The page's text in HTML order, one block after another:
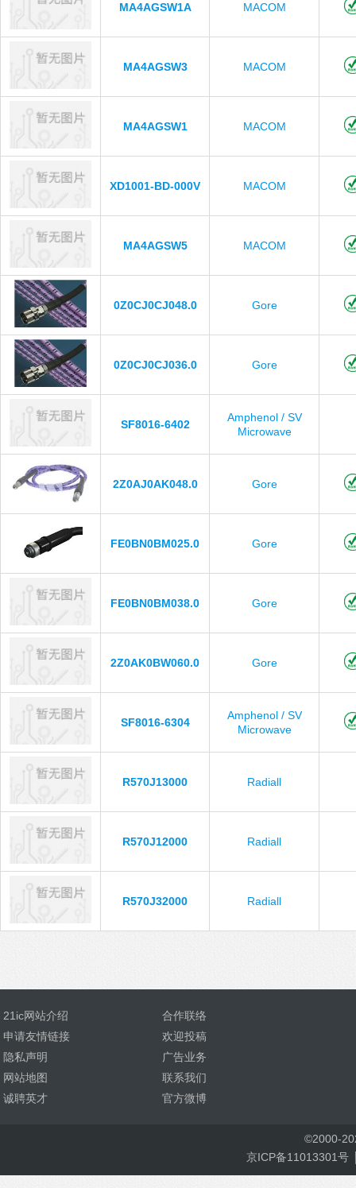
MA4AGSW1A MACOM
MA4AGSW3 MACOM
MA4AGSW1 MACOM
XD1001-BD-000V MACOM
MA4AGSW5 MACOM
0Z0CJ0CJ048.0 Gore
0Z0CJ0CJ036.0 Gore
SF8016-6402
Amphenol / SV
Microwave
2Z0AJ0AK048.0 Gore
FE0BN0BM025.0 Gore
FE0BN0BM038.0 Gore
2Z0AK0BW060.0 Gore
SF8016-6304
Amphenol / SV
Microwave
R570J13000 Radiall
R570J12000 Radiall
R570J32000 Radiall
21ic网站介绍
合作联络
申请友情链接
欢迎投稿
隐私声明
广告业务
网站地图
联系我们
诚聘英才
官方微博
©2000-
京ICP备11013301号